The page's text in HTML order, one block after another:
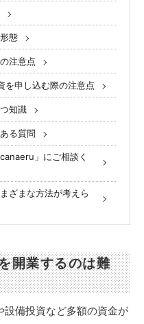
態
注意点
を申し込む際の注意点
知識
る質問
」にご相談く
ざまな方法が考えら
開業するのは難
備投資など多額の資金が